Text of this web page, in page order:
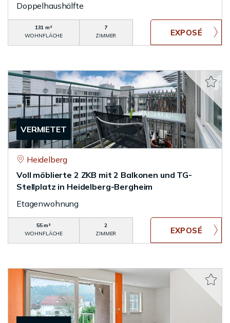
Doppelhaushälfte
131 m²
WOHNFLÄCHE
7
ZIMMER
VERMIETET
Heidelberg
Voll möblierte 2 ZKB mit 2 Balkonen und TG-
Stellplatz in Heidelberg-Bergheim
Etagenwohnung
55 m²
WOHNFLÄCHE
2
ZIMMER